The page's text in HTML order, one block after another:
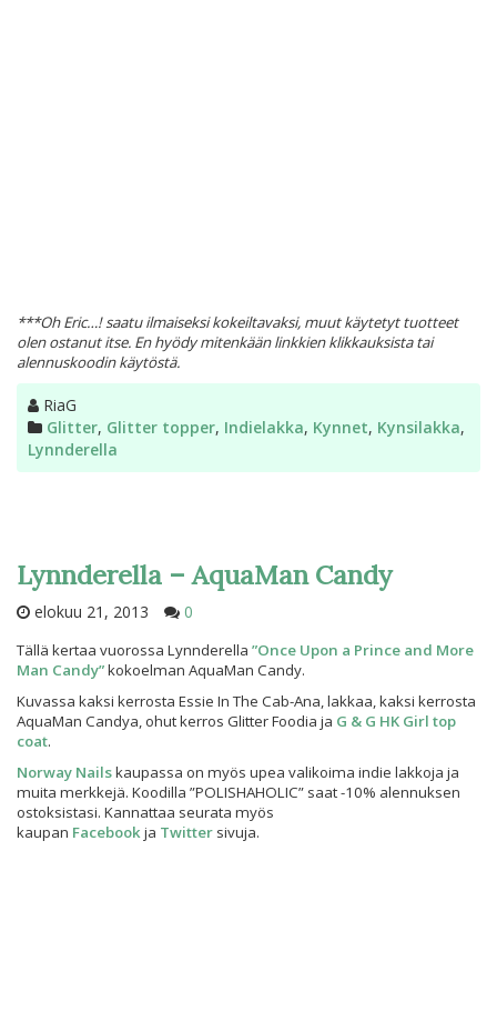
***Oh Eric…! saatu ilmaiseksi kokeiltavaksi, muut käytetyt tuotteet
olen ostanut itse. En hyödy mitenkään linkkien klikkauksista tai
alennuskoodin käytöstä.
Kirjoittaja
RiaG
Kategoriat
Glitter, Glitter topper, Indielakka, Kynnet, Kynsilakka,
Lynnderella
Lynnderella – AquaMan Candy
elokuu 21, 2013 0
Tällä kertaa vuorossa Lynnderella ”Once Upon a Prince and More
Man Candy”kokoelman AquaMan Candy.
Kuvassa kaksi kerrosta Essie In The Cab-Ana, lakkaa, kaksi kerrosta
AquaMan Candya, ohut kerros Glitter Foodia ja G & G HK Girl top
coat.
Norway Nailskaupassa on myös upea valikoima indie lakkoja ja
muita merkkejä. Koodilla ”POLISHAHOLIC” saat -10% alennuksen
ostoksistasi. Kannattaa seurata myös
kaupan Facebookja Twitter sivuja.